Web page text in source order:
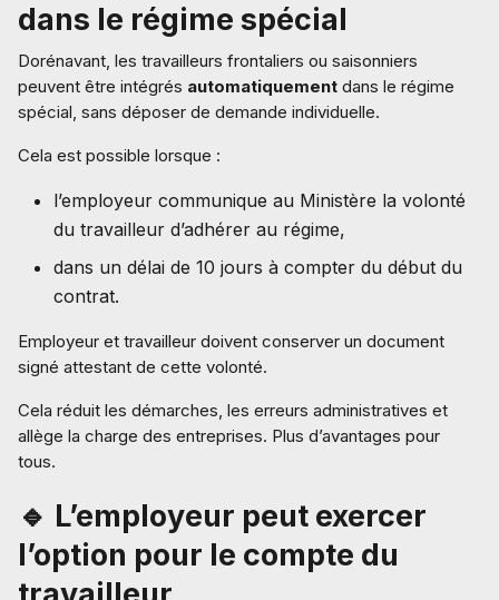
dans le régime spécial
Dorénavant, les travailleurs frontaliers ou saisonniers
peuvent être intégrés automatiquement dans le régime
spécial, sans déposer de demande individuelle.
Cela est possible lorsque :
l’employeur communique au Ministère la volonté
du travailleur d’adhérer au régime,
dans un délai de 10 jours à compter du début du
contrat.
Employeur et travailleur doivent conserver un document
signé attestant de cette volonté.
Cela réduit les démarches, les erreurs administratives et
allège la charge des entreprises. Plus d’avantages pour
tous.
🔹 L’employeur peut exercer
l’option pour le compte du